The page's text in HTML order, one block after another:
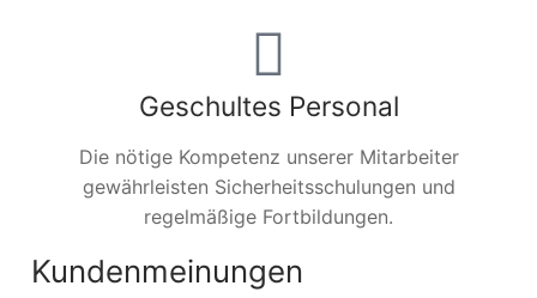
Geschultes Personal
Die nötige Kompetenz unserer Mitarbeiter
gewährleisten Sicherheitsschulungen und
regelmäßige Fortbildungen.
Kundenmeinungen